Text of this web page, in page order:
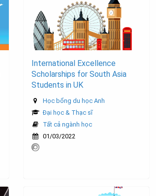
International Excellence
Scholarships for South Asia
Students in UK
Học bổng du học Anh
Đại học & Thạc sĩ
Tất cả ngành học
01/03/2022